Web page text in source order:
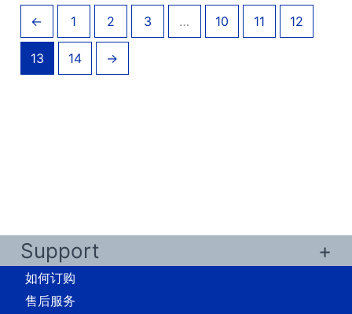
← 1 2 3 … 10 11 12
13 14 →
Support
如何订购
售后服务